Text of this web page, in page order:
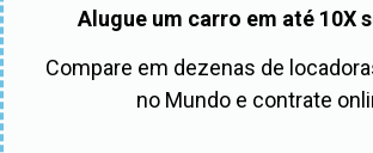
Alugue um carro em até 10X
Compare em dezenas de
no Mundo e contrate